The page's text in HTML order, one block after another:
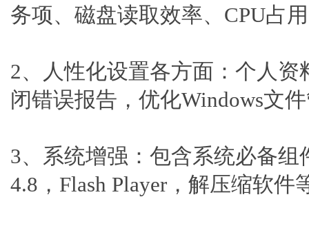
务项、磁盘读取效率、CPU占
2、人性化设置各方面：个人
闭错误报告，优化Windows文
3、系统增强：包含系统必备组
4.8，Flash Player，解压缩软件